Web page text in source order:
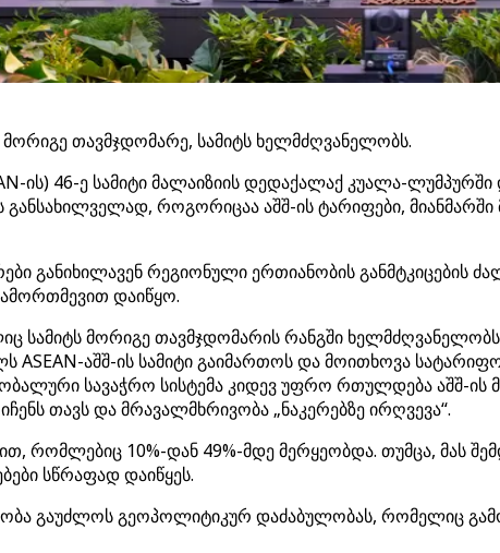
თავმჯდომარე, სამიტს ხელმძღვანელობს.
ის) 46-ე სამიტი მალაიზიის დედაქალაქ კუალა-
როგორიცაა აშშ-ის ტარიფები,
განიხილავენ რეგიონული ერთიანობის განმტკიცების
დაიწყო.
სამიტს მორიგე თავმჯდომარის რანგში
აშშ-ის სამიტი გაიმართოს და მოითხოვა
სავაჭრო სისტემა კიდევ უფრო რთულდება აშშ-ის
თავს და მრავალმხრივობა „ნაკერებზე ირღვევა“.
რომლებიც 10%-დან 49%-მდე მერყეობდა. თუმცა, მას
სწრაფად დაიწყეს.
გაუძლოს გეოპოლიტიკურ დაძაბულობას, რომელიც